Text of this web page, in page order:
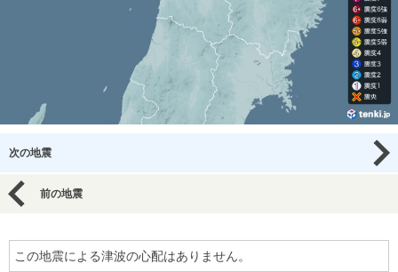
次の地震
前の地震
この地震による津波の心配はありません。